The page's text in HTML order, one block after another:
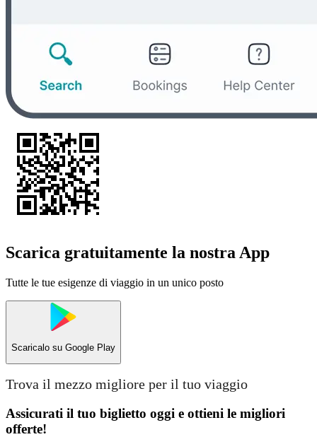
Scarica gratuitamente la nostra App
Tutte le tue esigenze di viaggio in un unico posto
Scaricalo su Google Play
Trova il mezzo migliore per il tuo viaggio
Assicurati il ​​tuo biglietto oggi e ottieni le migliori
offerte!